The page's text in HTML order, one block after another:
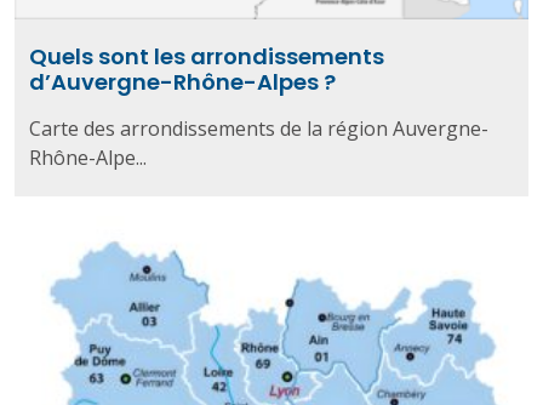
Quels sont les arrondissements
d’Auvergne-Rhône-Alpes ?
Carte des arrondissements de la région Auvergne-
Rhône-Alpe...